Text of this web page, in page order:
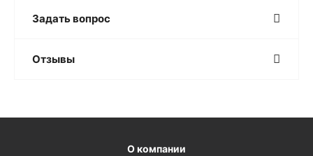
Задать вопрос
Отзывы
О компании